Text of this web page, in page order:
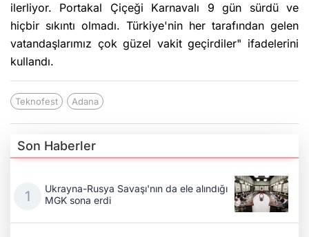
ilerliyor. Portakal Çiçeği Karnavalı 9 gün sürdü ve
hiçbir sıkıntı olmadı. Türkiye'nin her tarafından gelen
vatandaşlarımız çok güzel vakit geçirdiler" ifadelerini
kullandı.
Teknofest Adana
Son Haberler
Ukrayna-Rusya Savaşı'nın da ele alındığı
MGK sona erdi